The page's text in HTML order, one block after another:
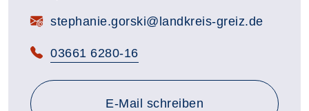
E-Mail:stephanie.gorski@landkreis-greiz.de
Telefon:
03661 6280-16
E-Mail schreiben